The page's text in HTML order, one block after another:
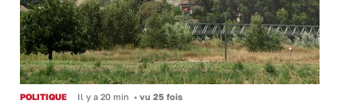
POLITIQUE Il y a 20 min • vu 25 fois